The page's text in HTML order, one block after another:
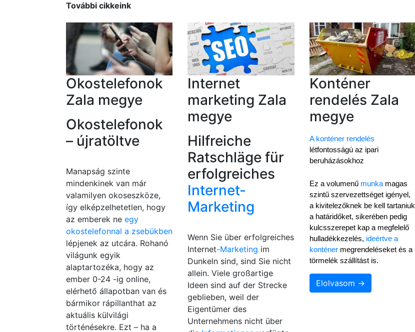
További cikkeink
Okostelefonok
Zala megye
Okostelefonok
– újratöltve
Manapság szinte
mindenkinek van már
valamilyen okoseszköze,
így elképzelhetetlen, hogy
az emberek ne egy
okostelefonnal a zsebükben
lépjenek az utcára. Rohanó
világunk egyik
alaptartozéka, hogy az
ember 0-24 -ig online,
elérhető állapotban van és
bármikor rápillanthat az
aktuális külvilági
történésekre. Ezt – ha a
Internet
marketing Zala
megye
Hilfreiche
Ratschläge für
erfolgreiches
Internet-
Marketing
Wenn Sie über erfolgreiches
Internet-Marketing im
Dunkeln sind, sind Sie nicht
allein. Viele großartige
Ideen sind auf der Strecke
geblieben, weil der
Eigentümer des
Unternehmens nicht über
Konténer
rendelés Zala
megye
A konténer rendelés
létfontosságú az ipari
beruházásokhoz
Ez a volumenű munka magas
szintű szervezettséget igényel,
a kivitelezőknek be kell tartaniuk
a határidőket, sikerében pedig
kulcsszerepet kap a megfelelő
hulladékkezelés, ideértve a
konténer megrendeléseket és a
törmelék szállítást is.
Elolvasom →